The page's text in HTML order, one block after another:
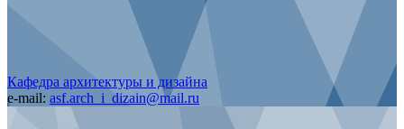
Кафедра архитектуры и дизайна
e-mail: asf.arch_i_dizain@mail.ru